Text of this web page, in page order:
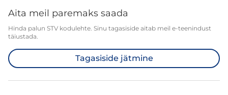
Aita meil paremaks saada
Hinda palun STV kodulehte. Sinu tagasiside aitab meil e-teenindust
täiustada.
Tagasiside jätmine